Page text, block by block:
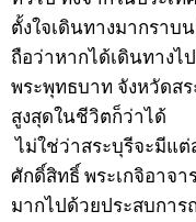
ตั้งใจเดินทางมากราบ
ถือว่าหากได้เดินทางไ
พระพุทธบาท จังหวัดส
สูงสุดในชีวิตก็ว่าได้
ไม่ใช่ว่าสระบุรีจะมีแ
ศักดิ์สิทธิ์ พระเกจิอาจา
มากไปด้วยประสบกา